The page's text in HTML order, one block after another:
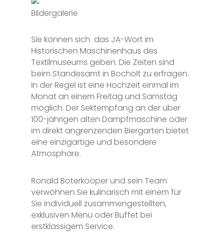
Bildergalerie
Sie können sich das JA-Wort im
Historischen Maschinenhaus des
Textilmuseums geben. Die Zeiten sind
beim Standesamt in Bocholt zu erfragen.
In der Regel ist eine Hochzeit einmal im
Monat an einem Freitag und Samstag
möglich. Der Sektempfang an der über
100-jährigen alten Dampfmaschine oder
im direkt angrenzenden Biergarten bietet
eine einzigartige und besondere
Atmosphäre.
Ronald Boterkooper und sein Team
verwöhnen Sie kulinarisch mit einem für
Sie individuell zusammengestellten,
exklusiven Menü oder Buffet bei
erstklassigem Service.